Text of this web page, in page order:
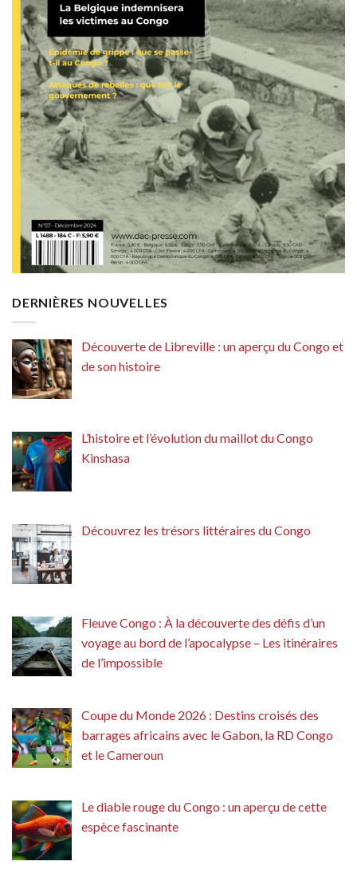
DERNIÈRES NOUVELLES
Découverte de Libreville : un aperçu du Congo et
de son histoire
L’histoire et l’évolution du maillot du Congo
Kinshasa
Découvrez les trésors littéraires du Congo
Fleuve Congo : À la découverte des défis d’un
voyage au bord de l’apocalypse – Les itinéraires
de l’impossible
Coupe du Monde 2026 : Destins croisés des
barrages africains avec le Gabon, la RD Congo
et le Cameroun
Le diable rouge du Congo : un aperçu de cette
espèce fascinante